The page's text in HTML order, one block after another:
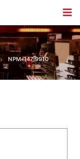
NPM-147 9910